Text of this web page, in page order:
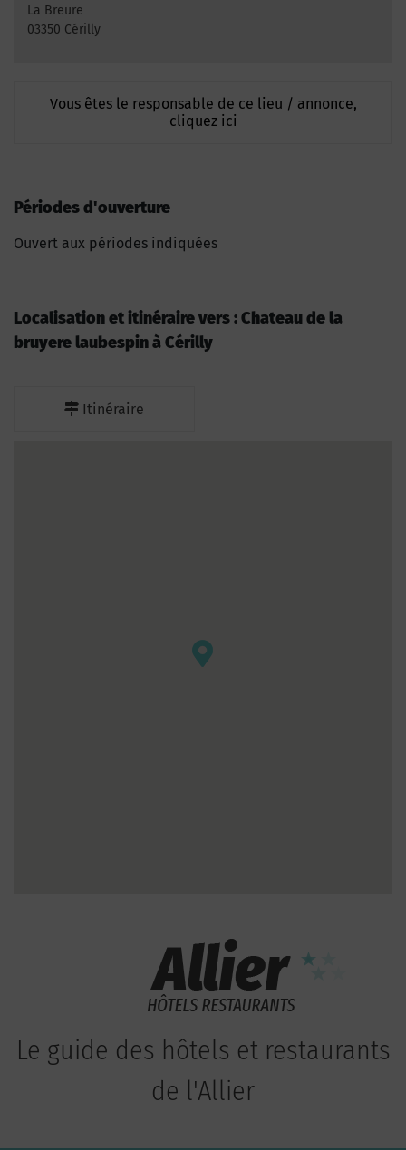
La Breure
03350 Cérilly
Vous êtes le responsable de ce lieu / annonce,
cliquez ici
Périodes d'ouverture
Ouvert aux périodes indiquées
Localisation et itinéraire vers : Chateau de la
bruyere laubespin à Cérilly
Itinéraire
Le guide des hôtels et restaurants
de l'Allier